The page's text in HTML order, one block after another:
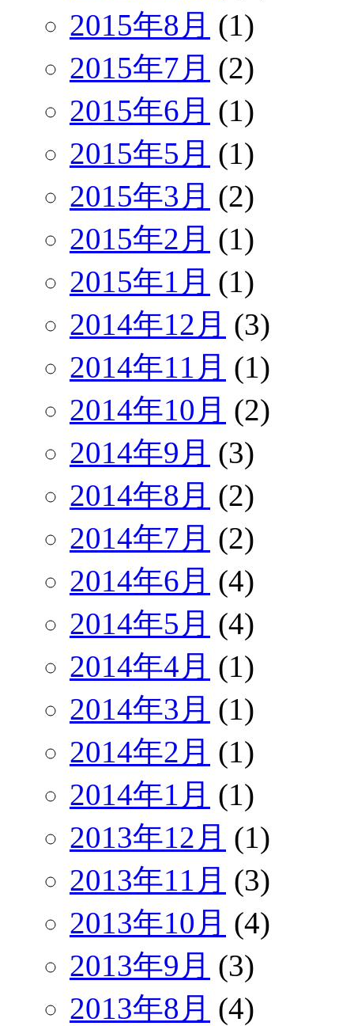
2015年8月 (1)
2015年7月 (2)
2015年6月 (1)
2015年5月 (1)
2015年3月 (2)
2015年2月 (1)
2015年1月 (1)
2014年12月 (3)
2014年11月 (1)
2014年10月 (2)
2014年9月 (3)
2014年8月 (2)
2014年7月 (2)
2014年6月 (4)
2014年5月 (4)
2014年4月 (1)
2014年3月 (1)
2014年2月 (1)
2014年1月 (1)
2013年12月 (1)
2013年11月 (3)
2013年10月 (4)
2013年9月 (3)
2013年8月 (4)